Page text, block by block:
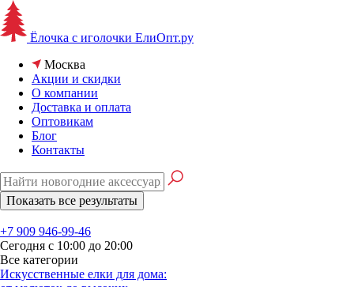
Ёлочка с иголочки ЕлиОпт.ру
Москва
Акции и скидки
О компании
Доставка и оплата
Оптовикам
Блог
Контакты
+7 909 946-99-46
Сегодня с 10:00 до 20:00
Все категории
Искусственные елки для дома: